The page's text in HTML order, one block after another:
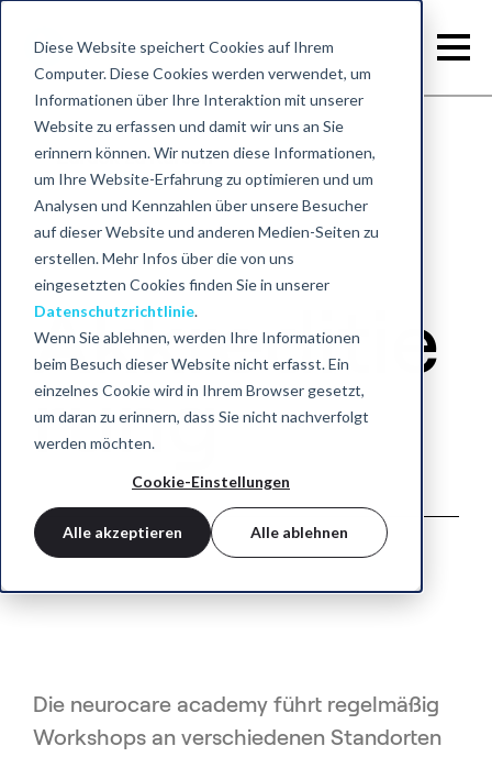
Diese Website speichert Cookies auf Ihrem
Computer. Diese Cookies werden verwendet, um
Informationen über Ihre Interaktion mit unserer
Website zu erfassen und damit wir uns an Sie
erinnern können. Wir nutzen diese Informationen,
um Ihre Website-Erfahrung zu optimieren und um
Analysen und Kennzahlen über unsere Besucher
auf dieser Website und anderen Medien-Seiten zu
erstellen. Mehr Infos über die von uns
eingesetzten Cookies finden Sie in unserer
Datenschutzrichtlinie.
Wenn Sie ablehnen, werden Ihre Informationen
beim Besuch dieser Website nicht erfasst. Ein
einzelnes Cookie wird in Ihrem Browser gesetzt,
um daran zu erinnern, dass Sie nicht nachverfolgt
werden möchten.
Cookie-Einstellungen
Alle akzeptieren Alle ablehnen
Zurück zu Kursen
Akkreditie
rung
Die neurocare academy führt regelmäßig
Workshops an verschiedenen Standorten